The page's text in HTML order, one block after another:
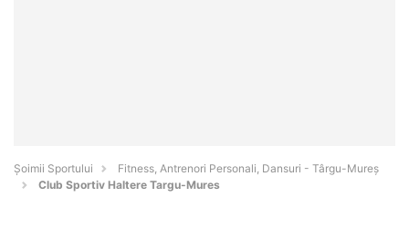
Șoimii Sportului
Fitness, Antrenori Personali, Dansuri - Târgu-Mureş
Club Sportiv Haltere Targu-Mures